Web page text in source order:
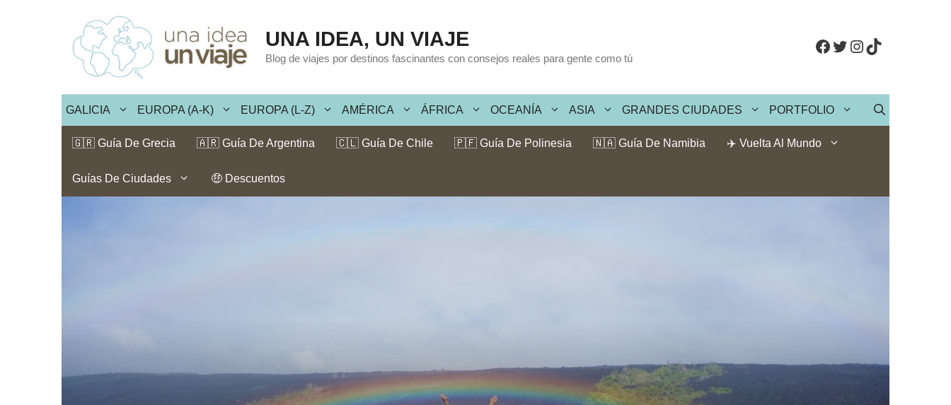
contenido
UNA IDEA, UN VIAJE
Blog de viajes por destinos fascinantes con consejos reales para gente como tú
Facebook
Twitter
Instagram
TikTok
GALICIA EUROPA (A-K) EUROPA (L-Z) AMÉRICA ÁFRICA OCEANÍA ASIA GRANDES CIUDADES PORTFOLIO
🇬🇷 Guía De Grecia 🇦🇷 Guía De Argentina 🇨🇱 Guía De Chile 🇵🇫 Guía De Polinesia 🇳🇦 Guía De Namibia ✈️ Vuelta Al Mundo
Guías De Ciudades 🤑 Descuentos